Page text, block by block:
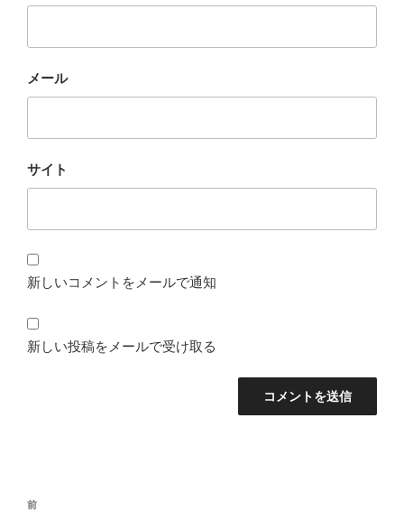
メール
サイト
新しいコメントをメールで通知
新しい投稿をメールで受け取る
投
前
前